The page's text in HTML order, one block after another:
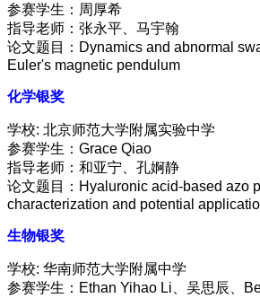
参赛学生：周厚希
指导老师：张永平、马宇翰
论文题目：Dynamics and abnormal
Euler's magnetic pendulum
化学银奖
学校: 北京师范大学附属实验中学
参赛学生：Grace Qiao
指导老师：和亚宁、孔婀静
论文题目：Hyaluronic acid-based azo
characterization and potential
生物银奖
学校: 华南师范大学附属中学
参赛学生：Ethan Yihao Li、吴思辰、